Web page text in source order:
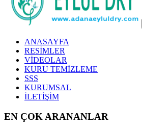
ANASAYFA
RESİMLER
VİDEOLAR
KURU TEMİZLEME
SSS
KURUMSAL
İLETİŞİM
EN ÇOK ARANANLAR